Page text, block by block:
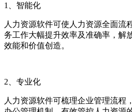
1 智能化
人力资源软件可使人力资源全面流
务工作大幅提升效率及准确率，解
效能和价值创造。
2 专业化
人力资源软件可梳理企业管理流程